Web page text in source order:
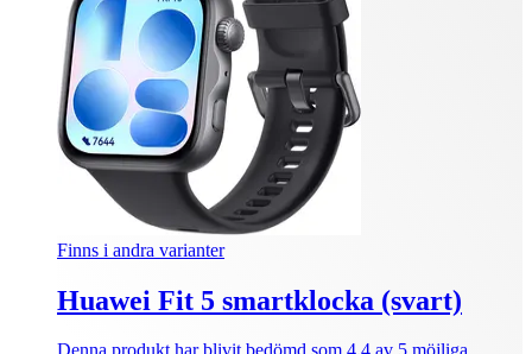
Finns i andra varianter
Huawei Fit 5 smartklocka (svart)